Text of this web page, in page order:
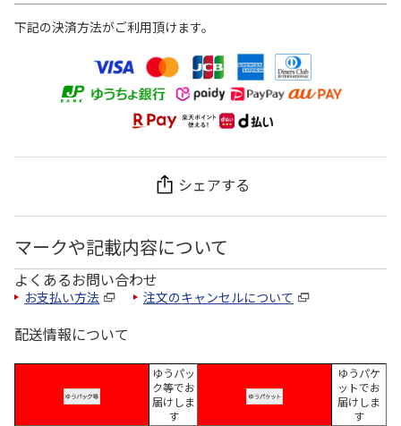
下記の決済方法がご利用頂けます。
シェアする
マークや記載内容について
よくあるお問い合わせ
お支払い方法 注文のキャンセルについて
配送情報について
ゆうパッ
ク等でお
届けしま
す
ゆうパケ
ットでお
届けしま
す